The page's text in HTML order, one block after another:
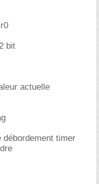
bit
actuelle
timer